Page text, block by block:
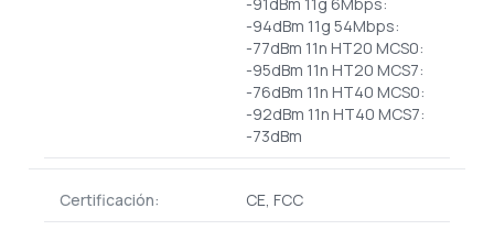
-94dBm 11g 54Mbps:
-77dBm 11n HT20 MCS0:
-95dBm 11n HT20 MCS7:
-76dBm 11n HT40 MCS0:
-92dBm 11n HT40 MCS7:
-73dBm
Certificación: CE, FCC